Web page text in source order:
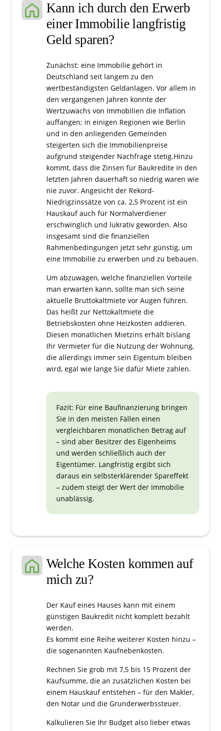
Kann ich durch den Erwerb
einer Immobilie langfristig
Geld sparen?
Zunächst: eine Immobilie gehört in
Deutschland seit langem zu den
wertbeständigsten Geldanlagen. Vor allem in
den vergangenen Jahren konnte der
Wertzuwachs von Immobilien die Inflation
auffangen; in einigen Regionen wie Berlin
und in den anliegenden Gemeinden
steigerten sich die Immobilienpreise
aufgrund steigender Nachfrage stetig.Hinzu
kommt, dass die Zinsen für Baukredite in den
letzten Jahren dauerhaft so niedrig waren wie
nie zuvor. Angesicht der Rekord-
Niedrigzinssätze von ca. 2,5 Prozent ist ein
Hauskauf auch für Normalverdiener
erschwinglich und lukrativ geworden. Also
insgesamt sind die finanziellen
Rahmenbedingungen jetzt sehr günstig, um
eine Immobilie zu erwerben und zu bebauen.
Um abzuwägen, welche finanziellen Vorteile
man erwarten kann, sollte man sich seine
aktuelle Bruttokaltmiete vor Augen führen.
Das heißt zur Nettokaltmiete die
Betriebskosten ohne Heizkosten addieren.
Diesen monatlichen Mietzins erhält bislang
Ihr Vermieter für die Nutzung der Wohnung,
die allerdings immer sein Eigentum bleiben
wird, egal wie lange Sie dafür Miete zahlen.
Fazit: Für eine Baufinanzierung bringen
Sie in den meisten Fällen einen
vergleichbaren monatlichen Betrag auf
– sind aber Besitzer des Eigenheims
und werden schließlich auch der
Eigentümer. Langfristig ergibt sich
daraus ein selbsterklärender Spareffekt
– zudem steigt der Wert der Immobilie
unablässig.
Welche Kosten kommen auf
mich zu?
Der Kauf eines Hauses kann mit einem
günstigen Baukredit nicht komplett bezahlt
werden.
Es kommt eine Reihe weiterer Kosten hinzu –
die sogenannten Kaufnebenkosten.
Rechnen Sie grob mit 7,5 bis 15 Prozent der
Kaufsumme, die an zusätzlichen Kosten bei
einem Hauskauf entstehen – für den Makler,
den Notar und die Grunderwerbssteuer.
Kalkulieren Sie Ihr Budget also lieber etwas